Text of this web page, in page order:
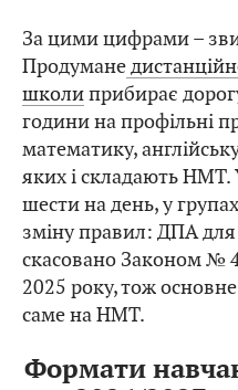
За цими цифрами –
Продумане
школиприбирає
години на профільні
математику,
яких і складають
шести на день, у
зміну правил: ДПА для
скасовано Законом №
2025 року, тож
саме на НМТ.
Формати